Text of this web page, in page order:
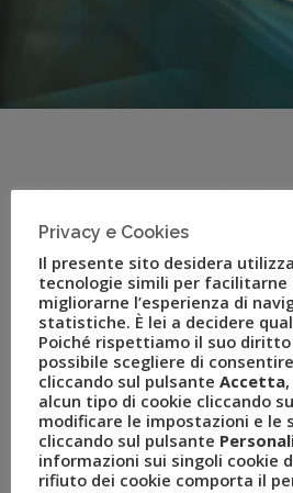
OTN - Open
Network
Privacy e Cookies
Il presente sito desidera
tecnologie simili per
migliorarne l’esperienza di
statistiche. È lei a decidere
Poiché rispettiamo il suo diritto
possibile scegliere di
cliccando sul pulsante Accetta
alcun tipo di cookie cliccando
modificare le impostazioni e le
cliccando sul pulsante
informazioni sui singoli cookie
rifiuto dei cookie comporta il